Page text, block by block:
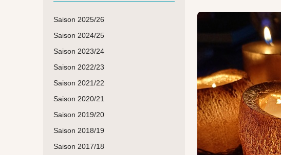
Saison 2025/26
Saison 2024/25
Saison 2023/24
Saison 2022/23
Saison 2021/22
Saison 2020/21
Saison 2019/20
Saison 2018/19
Saison 2017/18